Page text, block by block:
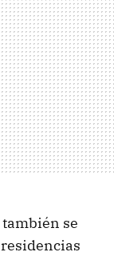
también se